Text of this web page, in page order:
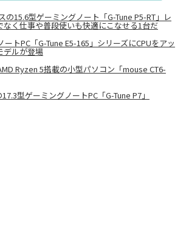
の15.6型ゲーミングノート「G-Tune P5-RT」レ
く仕事や普段使いも快適にこなせる1台だ
トPC「G-Tune E5-165」シリーズにCPUをアッ
デルが登場
Ryzen 5搭載の小型パソコン「mouse CT6-
型ゲーミングノートPC「G-Tune P7」